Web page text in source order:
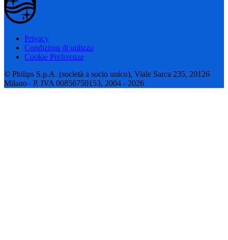
Privacy
Condizioni di utilizzo
Cookie Preferenze
© Philips S.p.A. (società a socio unico), Viale Sarca 235, 20126
Milano– P. IVA 00856750153, 2004 - 2026